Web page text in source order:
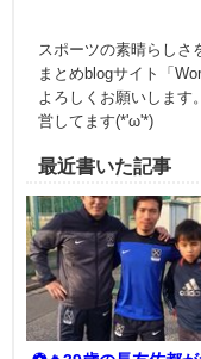
スポーツの素晴らしさ
まとめblogサイト「
よろしくお願いします
営してます(*'ω'*)
最近書いた記事